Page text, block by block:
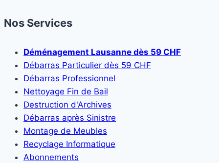
Nos Services
Déménagement Lausanne dès 59 CHF
Débarras Particulier dès 59 CHF
Débarras Professionnel
Nettoyage Fin de Bail
Destruction d'Archives
Débarras après Sinistre
Montage de Meubles
Recyclage Informatique
Abonnements